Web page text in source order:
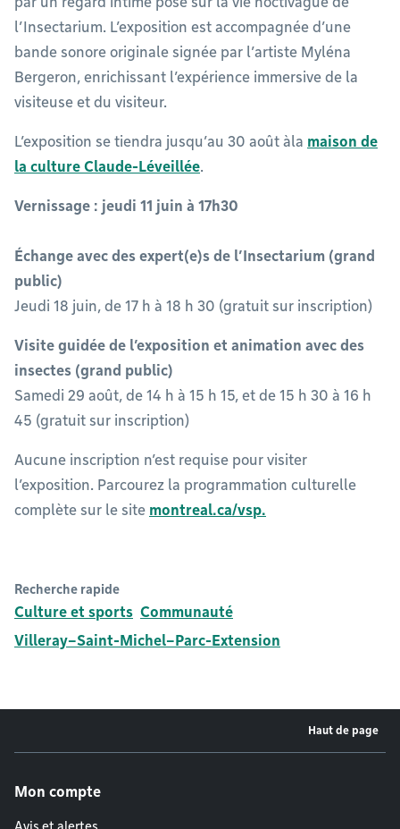
l’Insectarium. L’exposition est accompagnée d’une
bande sonore originale signée par l’artiste Myléna
Bergeron, enrichissant l’expérience immersive de la
visiteuse et du visiteur.
L’exposition se tiendra jusqu’au 30 août àla maison de
la culture Claude-Léveillée.
Vernissage : jeudi 11 juin à 17h30
Échange avec des expert(e)s de l’Insectarium (grand
public)
Jeudi 18 juin, de 17 h à 18 h 30 (gratuit sur inscription)
Visite guidée de l’exposition et animation avec des
insectes (grand public)
Samedi 29 août, de 14 h à 15 h 15, et de 15 h 30 à 16 h
45 (gratuit sur inscription)
Aucune inscription n’est requise pour visiter
l’exposition. Parcourez la programmation culturelle
complète sur le site montreal.ca/vsp.
Recherche rapide
Culture et sports Communauté
Villeray–Saint-Michel–Parc-Extension
Haut de page
Mon compte